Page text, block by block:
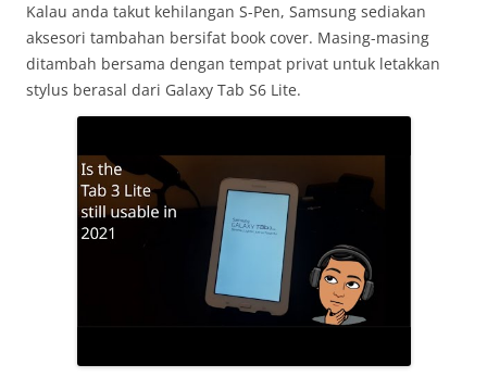
Kalau anda takut kehilangan S-Pen, Samsung sediakan
aksesori tambahan bersifat book cover. Masing-masing
ditambah bersama dengan tempat privat untuk letakkan
stylus berasal dari Galaxy Tab S6 Lite.